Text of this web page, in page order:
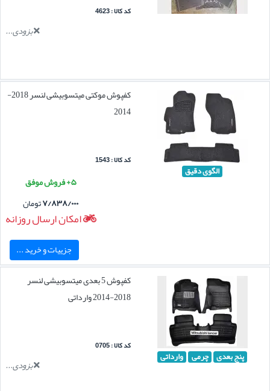
کد کالا : 4623
بزودی...
الگوی دقیق
کفپوش موکتی میتسوبیشی لنسر 2018-
2014
کد کالا : 1543
۵+ فروش موفق
۷/۸۳۸/۰۰۰تومان
امکان ارسال روزانه
جزییات و خرید ...
پنج بعدی چرمی وارداتی
کفپوش 5 بعدی میتسوبیشی لنسر
2018-2014 وارداتی
کد کالا : 0705
بزودی...